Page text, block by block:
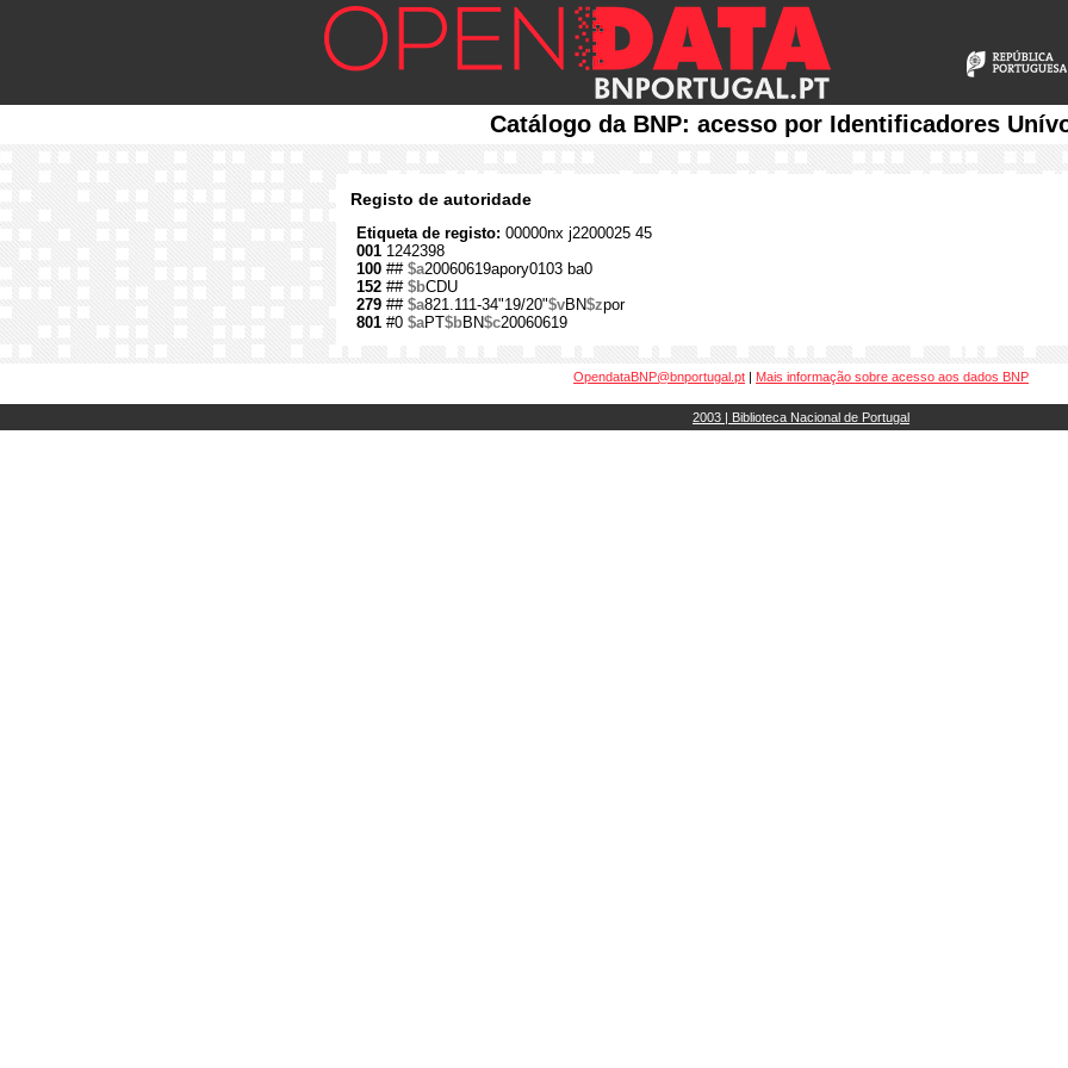
Catálogo da BNP: acesso por Identificadores
Registo de autoridade
Etiqueta de registo: 00000nx j2200025 45
001 1242398
100 ## $a20060619apory0103 ba0
152 ## $bCDU
279 ## $a821.111-34"19/20"$vBN$zpor
801 #0 $aPT$bBN$c20060619
OpendataBNP@bnportugal.pt | Mais informação sobre acesso aos dados BNP
2003 | Biblioteca Nacional de Portugal